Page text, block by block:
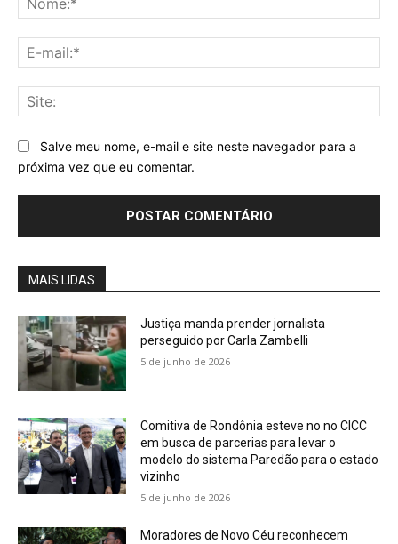
Salve meu nome, e-mail e site neste navegador para a
próxima vez que eu comentar.
MAIS LIDAS
Justiça manda prender jornalista
perseguido por Carla Zambelli
5 de junho de 2026
Comitiva de Rondônia esteve no no CICC
em busca de parcerias para levar o
modelo do sistema Paredão para o estado
vizinho
5 de junho de 2026
Moradores de Novo Céu reconhecem